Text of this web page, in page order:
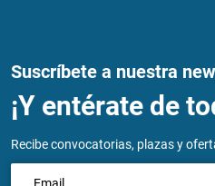
Suscríbete a nuestra
¡Y entérate de
Recibe convocatorias, plazas y